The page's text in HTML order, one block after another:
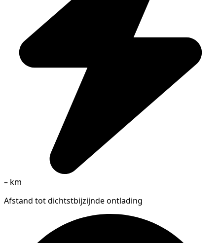
– km
Afstand tot dichtstbijzijnde ontlading